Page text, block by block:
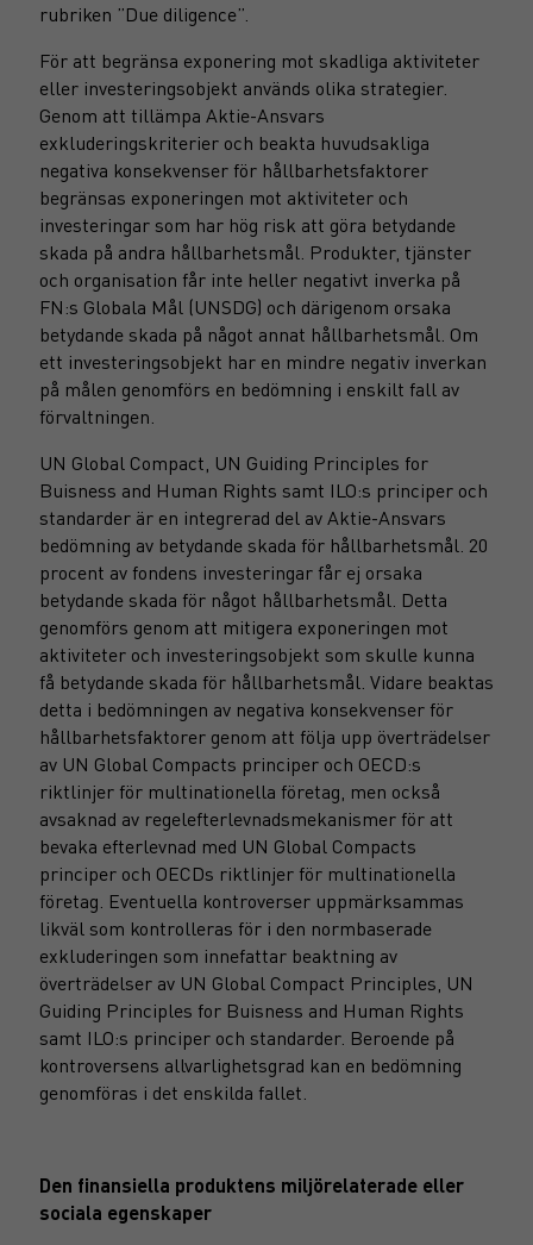
rubriken ”Due diligence”.
För att begränsa exponering mot skadliga aktiviteter
eller investeringsobjekt används olika strategier.
Genom att tillämpa Aktie-Ansvars
exkluderingskriterier och beakta huvudsakliga
negativa konsekvenser för hållbarhetsfaktorer
begränsas exponeringen mot aktiviteter och
investeringar som har hög risk att göra betydande
skada på andra hållbarhetsmål. Produkter, tjänster
och organisation får inte heller negativt inverka på
FN:s Globala Mål (UNSDG) och därigenom orsaka
betydande skada på något annat hållbarhetsmål. Om
ett investeringsobjekt har en mindre negativ inverkan
på målen genomförs en bedömning i enskilt fall av
förvaltningen.
UN Global Compact, UN Guiding Principles for
Buisness and Human Rights samt ILO:s principer och
standarder är en integrerad del av Aktie-Ansvars
bedömning av betydande skada för hållbarhetsmål. 20
procent av fondens investeringar får ej orsaka
betydande skada för något hållbarhetsmål. Detta
genomförs genom att mitigera exponeringen mot
aktiviteter och investeringsobjekt som skulle kunna
få betydande skada för hållbarhetsmål. Vidare beaktas
detta i bedömningen av negativa konsekvenser för
hållbarhetsfaktorer genom att följa upp överträdelser
av UN Global Compacts principer och OECD:s
riktlinjer för multinationella företag, men också
avsaknad av regelefterlevnadsmekanismer för att
bevaka efterlevnad med UN Global Compacts
principer och OECDs riktlinjer för multinationella
företag. Eventuella kontroverser uppmärksammas
likväl som kontrolleras för i den normbaserade
exkluderingen som innefattar beaktning av
överträdelser av UN Global Compact Principles, UN
Guiding Principles for Buisness and Human Rights
samt ILO:s principer och standarder. Beroende på
kontroversens allvarlighetsgrad kan en bedömning
genomföras i det enskilda fallet.
Den finansiella produktens miljörelaterade eller
sociala egenskaper